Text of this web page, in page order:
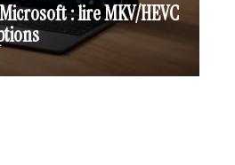
: lire MKV/HEVC